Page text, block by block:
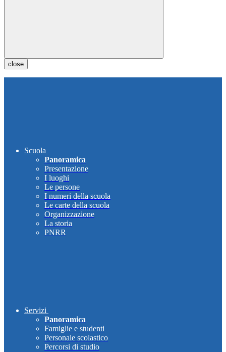
close
Scuola
Panoramica
Presentazione
I luoghi
Le persone
I numeri della scuola
Le carte della scuola
Organizzazione
La storia
PNRR
Servizi
Panoramica
Famiglie e studenti
Personale scolastico
Percorsi di studio